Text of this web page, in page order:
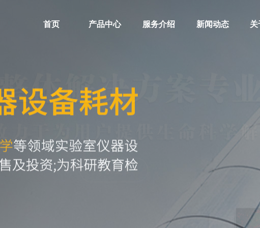
首页 产品中心 服务介绍 新闻动态 关